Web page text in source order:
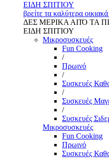
ΕΙΔΗ ΣΠΙΤΙΟΥ
βρείτε τα καλύτερα
ΔΕΣ ΜΕΡΙΚΑ ΑΠΌ ΤΑ
ΕΙΔΗ ΣΠΙΤΙΟΥ
Μικροσυσκευές
Fun Cooking
/
Πρωινό
/
Συσκευές
/
Συσκευές
/
Συσκευές
Μικροσυσκευές
Fun Cooking
Πρωινό
Συσκευές